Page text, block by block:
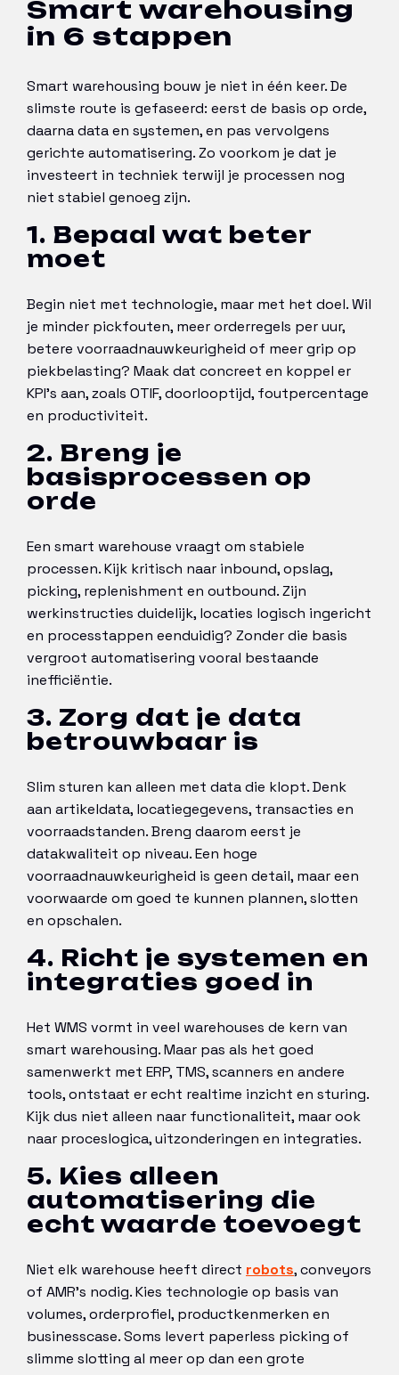
Smart warehousing
in 6 stappen
Smart warehousing bouw je niet in één keer. De
slimste route is gefaseerd: eerst de basis op orde,
daarna data en systemen, en pas vervolgens
gerichte automatisering. Zo voorkom je dat je
investeert in techniek terwijl je processen nog
niet stabiel genoeg zijn.
1. Bepaal wat beter
moet
Begin niet met technologie, maar met het doel. Wil
je minder pickfouten, meer orderregels per uur,
betere voorraadnauwkeurigheid of meer grip op
piekbelasting? Maak dat concreet en koppel er
KPI’s aan, zoals OTIF, doorlooptijd, foutpercentage
en productiviteit.
2. Breng je
basisprocessen op
orde
Een smart warehouse vraagt om stabiele
processen. Kijk kritisch naar inbound, opslag,
picking, replenishment en outbound. Zijn
werkinstructies duidelijk, locaties logisch ingericht
en processtappen eenduidig? Zonder die basis
vergroot automatisering vooral bestaande
inefficiëntie.
3. Zorg dat je data
betrouwbaar is
Slim sturen kan alleen met data die klopt. Denk
aan artikeldata, locatiegegevens, transacties en
voorraadstanden. Breng daarom eerst je
datakwaliteit op niveau. Een hoge
voorraadnauwkeurigheid is geen detail, maar een
voorwaarde om goed te kunnen plannen, slotten
en opschalen.
4. Richt je systemen en
integraties goed in
Het WMS vormt in veel warehouses de kern van
smart warehousing. Maar pas als het goed
samenwerkt met ERP, TMS, scanners en andere
tools, ontstaat er echt realtime inzicht en sturing.
Kijk dus niet alleen naar functionaliteit, maar ook
naar proceslogica, uitzonderingen en integraties.
5. Kies alleen
automatisering die
echt waarde toevoegt
Niet elk warehouse heeft direct robots, conveyors
of AMR’s nodig. Kies technologie op basis van
volumes, orderprofiel, productkenmerken en
businesscase. Soms levert paperless picking of
slimme slotting al meer op dan een grote